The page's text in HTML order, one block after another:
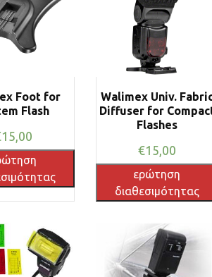
Foot for
Flash
15,00
Walimex Univ.
Diffuser for
Flashes
€15,00
ερώτηση
διαθεσιμότητας